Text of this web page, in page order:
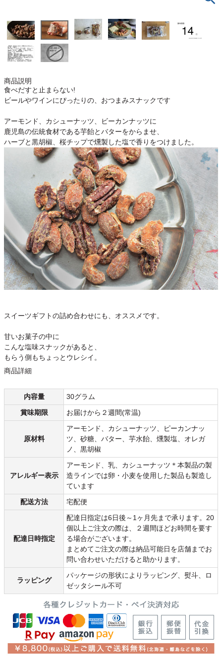
商品説明
食べだすと止まらない!
ビールやワインにぴったりの、おつまみスナックです
アーモンド、カシューナッツ、ビーカンナッツに
鹿児島の伝統食材である芋飴とバターをからませ、
ハーブと黒胡椒、桜チップで燻製した塩で香りをつけました。
スイーツギフトの詰め合わせにも、オススメです。
甘いお菓子の中に
こんな塩味スナックがあると、
もらう側もちょっとウレシイ。
商品詳細
内容量
30グラム
賞味期限
お届けから２週間(常温)
原材料
アーモンド、カシューナッツ、ピーカンナッ
ツ、砂糖、バター、芋水飴、燻製塩、オレガ
ノ、黒胡椒
アレルギー表示
アーモンド、乳、カシューナッツ＊本製品の製
造ラインでは卵・小麦を使用した製品も製造し
ています
配送方法
宅配便
配達日時指定
配達日指定は6日後～1ヶ月先まで承ります。20
個以上ご注文の際は、２週間ほどお時間を要す
る場合がございます。
まとめてご注文の際は納品可能日を店舗までお
問い合わせいただけると助かります。
ラッピング
パッケージの形状によりラッピング、熨斗、ロ
ゼッタシール不可